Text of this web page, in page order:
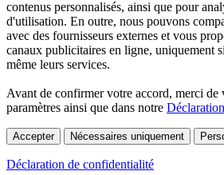
contenus personnalisés, ainsi que pour
d'utilisation. En outre, nous pouvons
avec des fournisseurs externes et vous
canaux publicitaires en ligne, uniquement
même leurs services.
Avant de confirmer votre accord, merci de
paramètres ainsi que dans notre
Accepter Nécessaires uniquement
Déclaration de confidentialité